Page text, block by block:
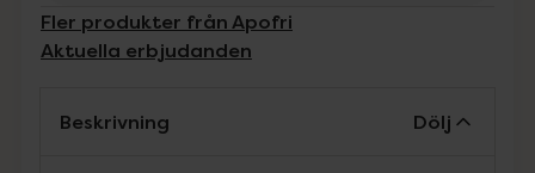
Fler produkter från Apofri
Aktuella erbjudanden
Beskrivning Dölj